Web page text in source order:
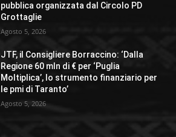
pubblica organizzata dal Circolo PD
Grottaglie
Agosto 5, 2026
JTF, il Consigliere Borraccino: ‘Dalla
Regione 60 mln di € per ‘Puglia
Moltiplica’, lo strumento finanziario per
le pmi di Taranto’
Agosto 5, 2026